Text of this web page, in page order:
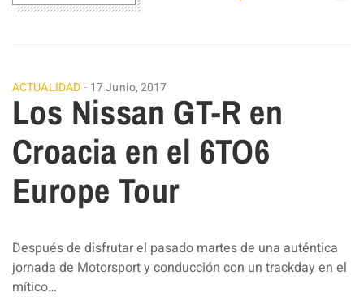
ACTUALIDAD 17 Junio, 2017
Los Nissan GT-R en
Croacia en el 6TO6
Europe Tour
Después de disfrutar el pasado martes de una auténtica
jornada de Motorsport y conducción con un trackday en el
mítico…